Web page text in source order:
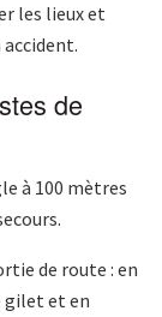
les lieux et
de
à 100 mètres
de route : en
gilet et en